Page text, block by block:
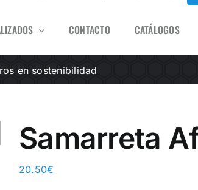
CONTACTO CATÁLOGOS
en sostenibilidad
Samarreta
20.50€